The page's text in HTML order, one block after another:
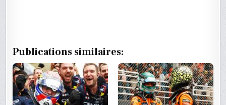
Publications similaires: